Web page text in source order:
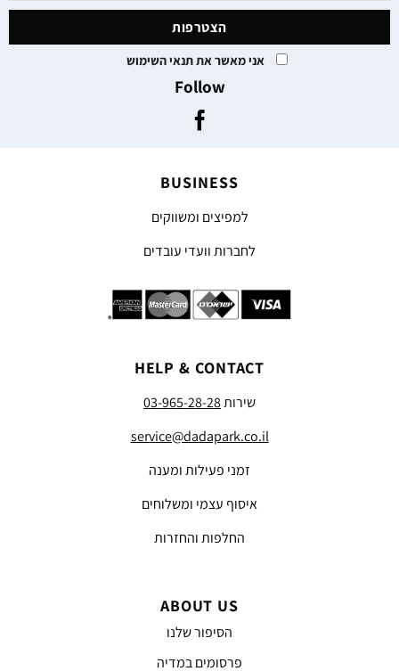
אני מאשר את תנאי השימוש
Follow
BUSINESS
למפיצים ומשווקים
לחברות וועדי עובדים
HELP & CONTACT
שירות03-965-28-28
service@dadapark.co.il
זמני פעילות ומענה
איסוף עצמי ומשלוחים
החלפות והחזרות
ABOUT US
הסיפור שלנו
פרסומים במדיה